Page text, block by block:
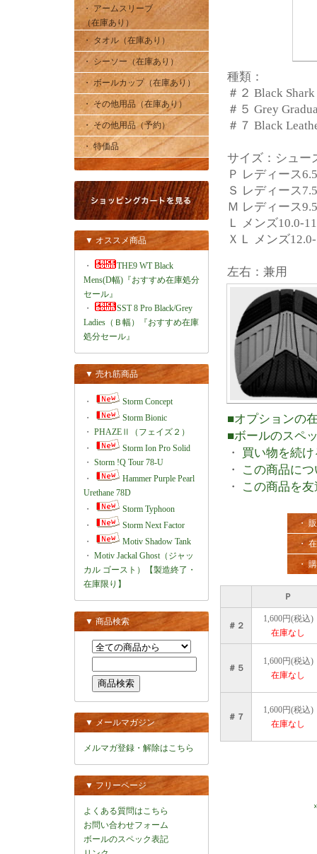
・ アームスリーブ
（在庫あり）
・ タオル（在庫あり）
・ シーソー（在庫あり）
・ ボールカップ（在庫あり）
・ その他用品（在庫あり）
・ その他用品（予約）
・ 特価品
▼ オススメ商品
・
THE9 WT Black
Mens(D幅)『おすすめ在庫処分
セール』
・
SST 8 Pro Black/Grey
Ladies（Ｂ幅）『おすすめ在庫
処分セール』
▼ 売れ筋商品
・
Storm Concept
・
Storm Bionic
・ PHAZEⅡ（フェイズ２）
・
Storm Ion Pro Solid
・ Storm !Q Tour 78-U
・
Hammer Purple Pearl
Urethane 78D
・
Storm Typhoon
・
Storm Next Factor
・
Motiv Shadow Tank
・ Motiv Jackal Ghost（ジャッ
カル ゴースト）【製造終了・
在庫限り】
▼ 商品検索
▼ メールマガジン
メルマガ登録・解除はこちら
▼ フリーページ
よくある質問はこちら
お問い合わせフォーム
ボールのスペック表記
種類：
＃２ Black
＃５ Grey
＃７ Black
サイズ：シュー
Ｐ レディース
Ｓ レディース
Ｍ レディース
Ｌ メンズ10.0-
ＸＬ メンズ
左右：兼用
■オプションの
■ボールのスペ
・ 買い物を続け
・
この商品に
・
この商品を
・
・
・
Ｐ
＃２
1,600円(税込)
在庫なし
＃５
1,600円(税込)
在庫なし
＃７
1,600円(税込)
在庫なし